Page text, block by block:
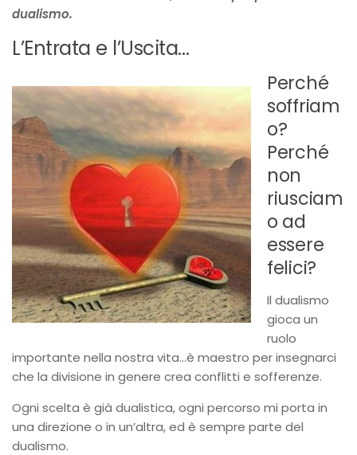
dualismo.
L’Entrata e l’Uscita…
Perché
soffriam
o?
Perché
non
riusciam
o ad
essere
felici?
Il dualismo
gioca un
ruolo
importante nella nostra vita…è maestro per insegnarci
che la divisione in genere crea conflitti e sofferenze.
Ogni scelta è già dualistica, ogni percorso mi porta in
una direzione o in un’altra, ed è sempre parte del
dualismo.